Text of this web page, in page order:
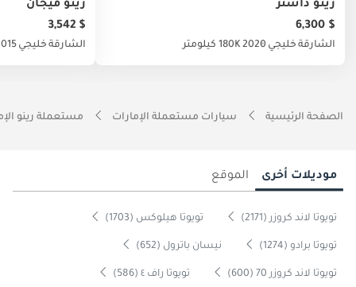
رينو داستر
$ 6,300
الشارقة خليجي 2020180K كيلومتر
رينو ميجان
$ 3,542
الشارقة خليجي
الصفحة الرئيسية سيارات مستعملة الإمارات مستعملة رينو
موديلات أخرى الموقع
تويوتا لاند كروزر (2171) تويوتا هيلوكس (1703)
تويوتا برادو (1274) نيسان باترول (652)
تويوتا لاند كروزر 70 (600) تويوتا راف ٤ (586)